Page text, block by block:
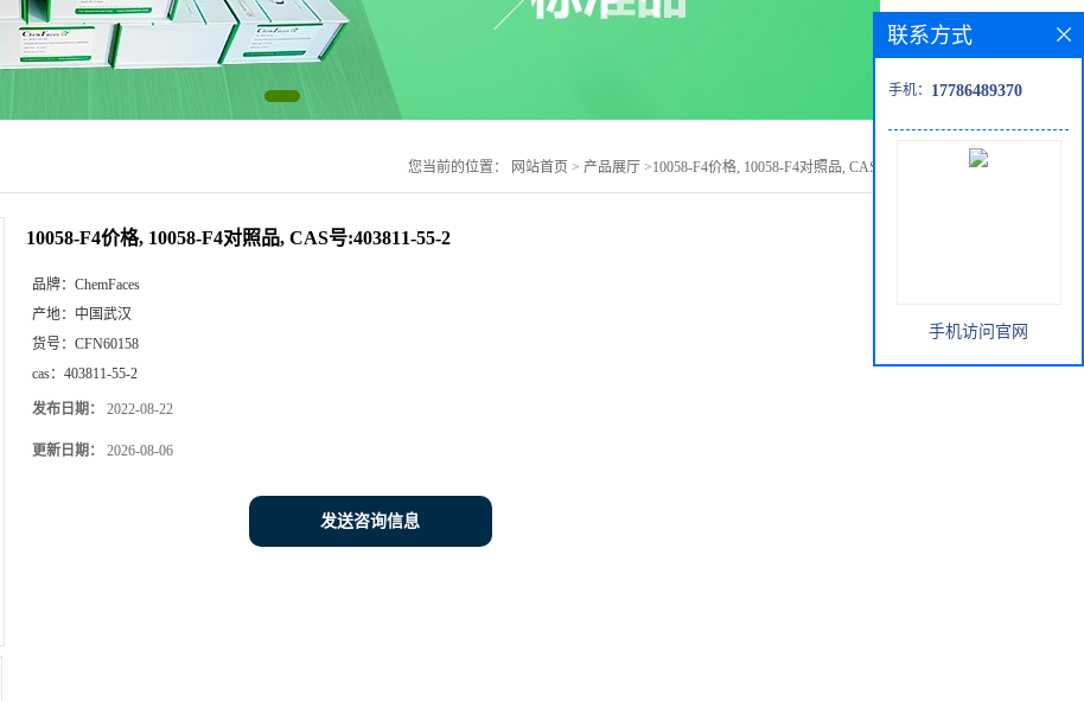
您当前的位置： 网站首页 > 产品展厅 >10058-F4价格, 10058-F4对照品, CAS号:403811-55-2
10058-F4价格, 10058-F4对照品, CAS号:403811-55-2
品牌： ChemFaces
产地： 中国武汉
货号： CFN60158
cas： 403811-55-2
发布日期： 2022-08-22
更新日期： 2026-08-06
发送咨询信息
联系方式
手机： 17786489370
手机访问官网